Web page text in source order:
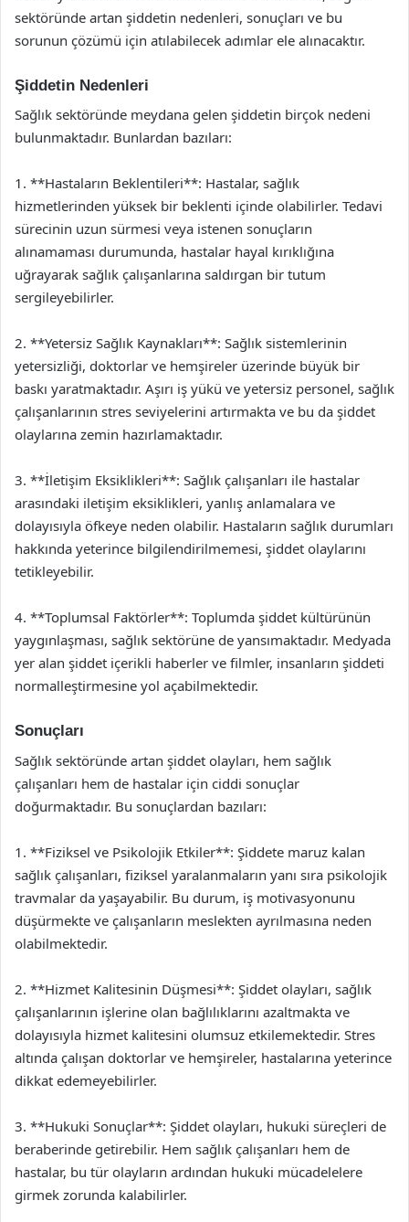
sektöründe artan şiddetin nedenleri, sonuçları ve bu
sorunun çözümü için atılabilecek adımlar ele alınacaktır.
Şiddetin Nedenleri
Sağlık sektöründe meydana gelen şiddetin birçok nedeni
bulunmaktadır. Bunlardan bazıları:
1. **Hastaların Beklentileri**: Hastalar, sağlık
hizmetlerinden yüksek bir beklenti içinde olabilirler. Tedavi
sürecinin uzun sürmesi veya istenen sonuçların
alınamaması durumunda, hastalar hayal kırıklığına
uğrayarak sağlık çalışanlarına saldırgan bir tutum
sergileyebilirler.
2. **Yetersiz Sağlık Kaynakları**: Sağlık sistemlerinin
yetersizliği, doktorlar ve hemşireler üzerinde büyük bir
baskı yaratmaktadır. Aşırı iş yükü ve yetersiz personel, sağlık
çalışanlarının stres seviyelerini artırmakta ve bu da şiddet
olaylarına zemin hazırlamaktadır.
3. **İletişim Eksiklikleri**: Sağlık çalışanları ile hastalar
arasındaki iletişim eksiklikleri, yanlış anlamalara ve
dolayısıyla öfkeye neden olabilir. Hastaların sağlık durumları
hakkında yeterince bilgilendirilmemesi, şiddet olaylarını
tetikleyebilir.
4. **Toplumsal Faktörler**: Toplumda şiddet kültürünün
yaygınlaşması, sağlık sektörüne de yansımaktadır. Medyada
yer alan şiddet içerikli haberler ve filmler, insanların şiddeti
normalleştirmesine yol açabilmektedir.
Sonuçları
Sağlık sektöründe artan şiddet olayları, hem sağlık
çalışanları hem de hastalar için ciddi sonuçlar
doğurmaktadır. Bu sonuçlardan bazıları:
1. **Fiziksel ve Psikolojik Etkiler**: Şiddete maruz kalan
sağlık çalışanları, fiziksel yaralanmaların yanı sıra psikolojik
travmalar da yaşayabilir. Bu durum, iş motivasyonunu
düşürmekte ve çalışanların meslekten ayrılmasına neden
olabilmektedir.
2. **Hizmet Kalitesinin Düşmesi**: Şiddet olayları, sağlık
çalışanlarının işlerine olan bağlılıklarını azaltmakta ve
dolayısıyla hizmet kalitesini olumsuz etkilemektedir. Stres
altında çalışan doktorlar ve hemşireler, hastalarına yeterince
dikkat edemeyebilirler.
3. **Hukuki Sonuçlar**: Şiddet olayları, hukuki süreçleri de
beraberinde getirebilir. Hem sağlık çalışanları hem de
hastalar, bu tür olayların ardından hukuki mücadelelere
girmek zorunda kalabilirler.